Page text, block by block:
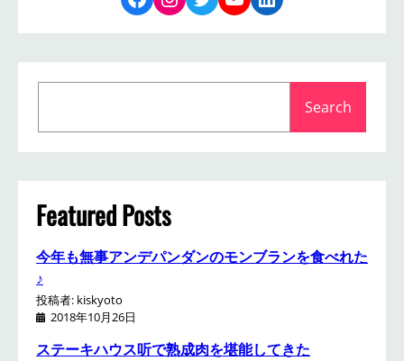
a
r
c
h
Search
Featured Posts
今年も無事アンデパンダンのモンブランを食べれた
♪
投稿者: kiskyoto
2018年10月26日
ステーキハウス听で熟成肉を堪能してきた